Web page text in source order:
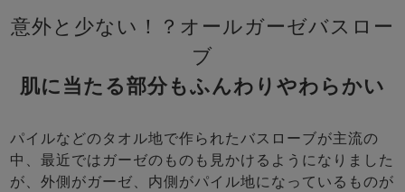
意外と少ない！？オールガーゼバスロー
ブ
肌に当たる部分もふんわりやわらかい
パイルなどのタオル地で作られたバスローブが主流の
中、最近ではガーゼのものも見かけるようになりました
が、外側がガーゼ、内側がパイル地になっているものが